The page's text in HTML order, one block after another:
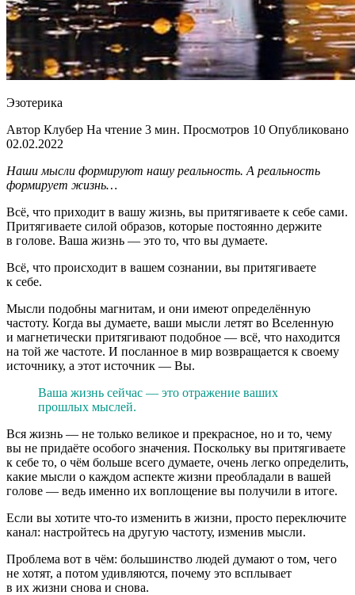
Эзотерика
Автор Клубер На чтение 3 мин. Просмотров 10 Опубликовано
02.02.2022
Наши мысли формируют нашу реальность. А реальность
формирует жизнь…
Всё, что приходит в вашу жизнь, вы притягиваете к себе сами.
Притягиваете силой образов, которые постоянно держите
в голове. Ваша жизнь — это то, что вы думаете.
Всё, что происходит в вашем сознании, вы притягиваете
к себе.
Мысли подобны магнитам, и они имеют определённую
частоту. Когда вы думаете, ваши мысли летят во Вселенную
и магнетически притягивают подобное — всё, что находится
на той же частоте. И посланное в мир возвращается к своему
источнику, а этот источник — Вы.
Ваша жизнь сейчас — это отражение ваших
прошлых мыслей.
Вся жизнь — не только великое и прекрасное, но и то, чему
вы не придаёте особого значения. Поскольку вы притягиваете
к себе то, о чём больше всего думаете, очень легко определить,
какие мысли о каждом аспекте жизни преобладали в вашей
голове — ведь именно их воплощение вы получили в итоге.
Если вы хотите что-то изменить в жизни, просто переключите
канал: настройтесь на другую частоту, изменив мысли.
Проблема вот в чём: большинство людей думают о том, чего
не хотят, а потом удивляются, почему это всплывает
в их жизни снова и снова.